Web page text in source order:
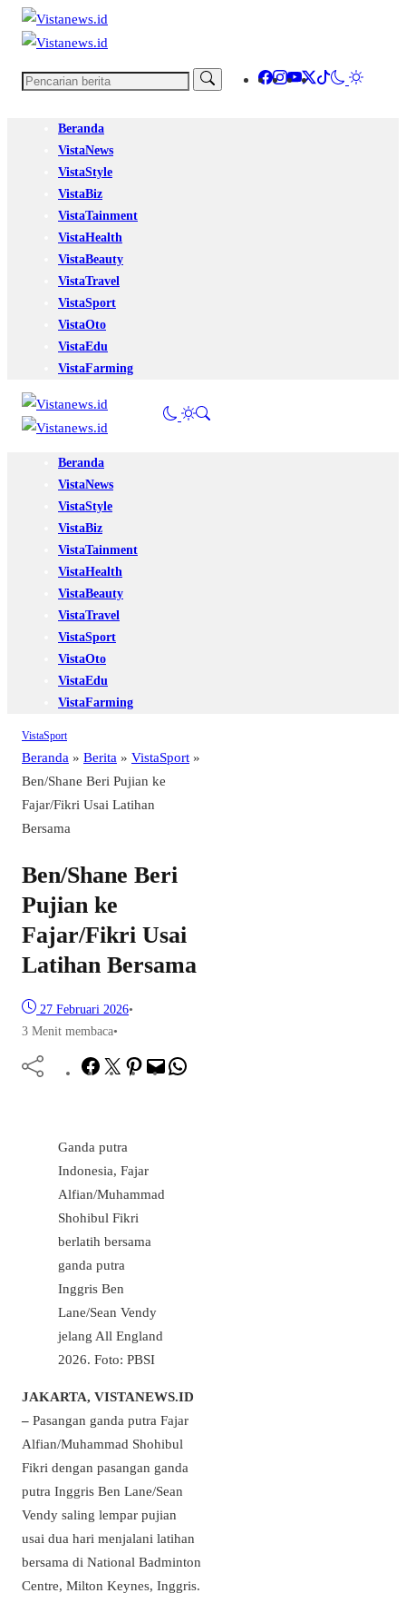
Beranda
VistaNews
VistaStyle
VistaBiz
VistaTainment
VistaHealth
VistaBeauty
VistaTravel
VistaSport
VistaOto
VistaEdu
VistaFarming
Beranda
VistaNews
VistaStyle
VistaBiz
VistaTainment
VistaHealth
VistaBeauty
VistaTravel
VistaSport
VistaOto
VistaEdu
VistaFarming
VistaSport
Beranda » Berita » VistaSport »
Ben/Shane Beri Pujian ke
Fajar/Fikri Usai Latihan
Bersama
Ben/Shane Beri
Pujian ke
Fajar/Fikri Usai
Latihan Bersama
27 Februari 2026•
3 Menit membaca•
Facebook
TwitterPinterest
Mail
Ganda putra
Indonesia, Fajar
Alfian/Muhammad
Shohibul Fikri
berlatih bersama
ganda putra
Inggris Ben
Lane/Sean Vendy
jelang All England
2026. Foto: PBSI
JAKARTA, VISTANEWS.ID
– Pasangan ganda putra Fajar
Alfian/Muhammad Shohibul
Fikri dengan pasangan ganda
putra Inggris Ben Lane/Sean
Vendy saling lempar pujian
usai dua hari menjalani latihan
bersama di National Badminton
Centre, Milton Keynes, Inggris.